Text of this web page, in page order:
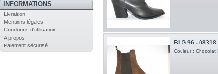
INFORMATIONS
Livraison
Mentions légales
Conditions d'utilisation
A propos
Paiement sécurisé
BLG 96 - 08318
Couleur : Chocolat